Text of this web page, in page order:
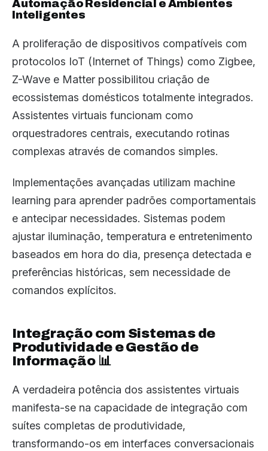
Automação Residencial e Ambientes
Inteligentes
A proliferação de dispositivos compatíveis com
protocolos IoT (Internet of Things) como Zigbee,
Z-Wave e Matter possibilitou criação de
ecossistemas domésticos totalmente integrados.
Assistentes virtuais funcionam como
orquestradores centrais, executando rotinas
complexas através de comandos simples.
Implementações avançadas utilizam machine
learning para aprender padrões comportamentais
e antecipar necessidades. Sistemas podem
ajustar iluminação, temperatura e entretenimento
baseados em hora do dia, presença detectada e
preferências históricas, sem necessidade de
comandos explícitos.
Integração com Sistemas de
Produtividade e Gestão de
Informação 📊
A verdadeira potência dos assistentes virtuais
manifesta-se na capacidade de integração com
suítes completas de produtividade,
transformando-os em interfaces conversacionais